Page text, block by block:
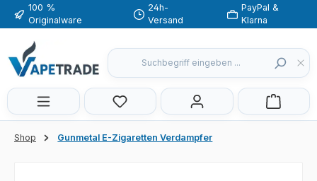
Zum Hauptinhalt springen
100 %
Originalware
24h-
Versand
PayPal &
Klarna
Du hast 0 Produkte auf dem
Shop Gunmetal E-Zigaretten Verdampfer